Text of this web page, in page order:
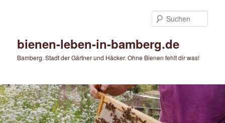
bienen-leben-in-bamberg.de
Bamberg. Stadt der Gärtner und Häcker. Ohne Bienen fehlt dir was!